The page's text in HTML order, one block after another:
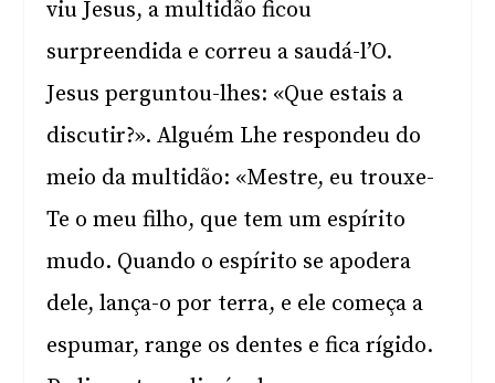
viu Jesus, a multidão ficou
surpreendida e correu a saudá-l’O.
Jesus perguntou-lhes: «Que estais a
discutir?». Alguém Lhe respondeu do
meio da multidão: «Mestre, eu trouxe-
Te o meu filho, que tem um espírito
mudo. Quando o espírito se apodera
dele, lança-o por terra, e ele começa a
espumar, range os dentes e fica rígido.